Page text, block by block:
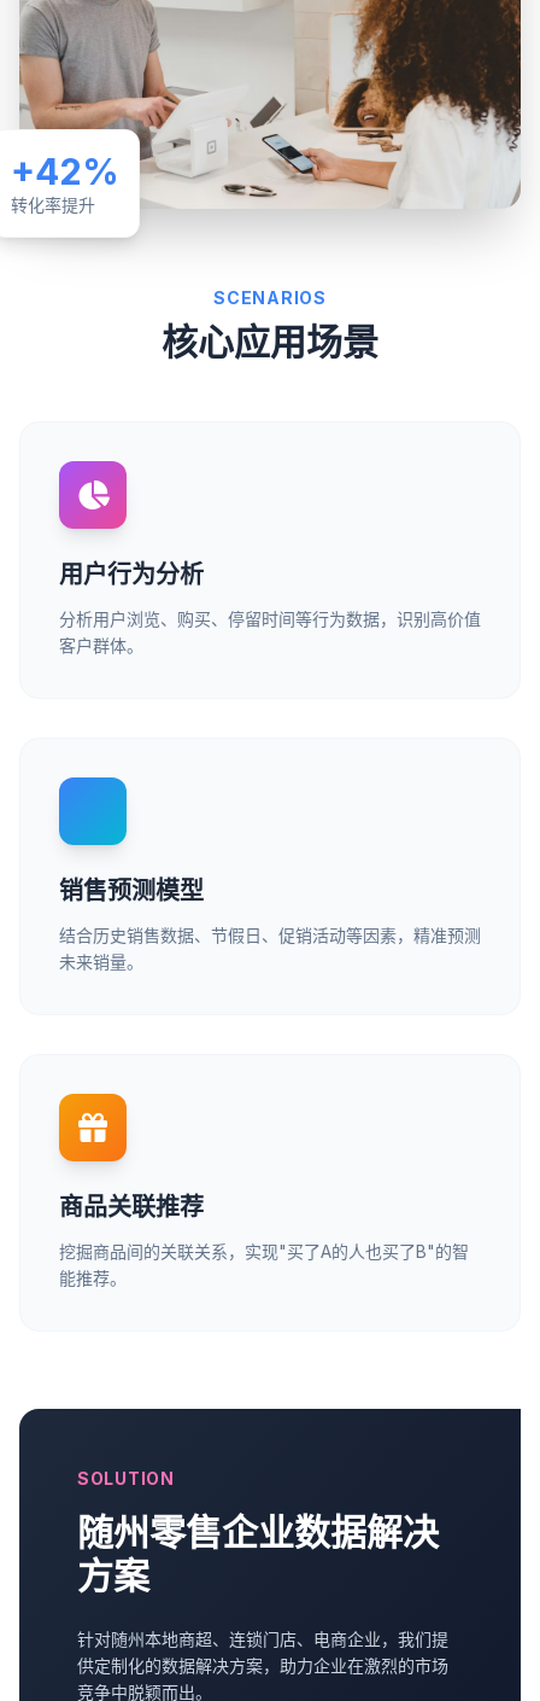
+42%
转化率提升
SCENARIOS
核心应用场景
用户行为分析
分析用户浏览、购买、停留时间等行为数据，识别高价值
客户群体。
销售预测模型
结合历史销售数据、节假日、促销活动等因素，精准预测
未来销量。
商品关联推荐
挖掘商品间的关联关系，实现"买了A的人也买了B"的智
能推荐。
SOLUTION
随州零售企业数据解决
方案
针对随州本地商超、连锁门店、电商企业，我们提
供定制化的数据解决方案，助力企业在激烈的市场
竞争中脱颖而出。